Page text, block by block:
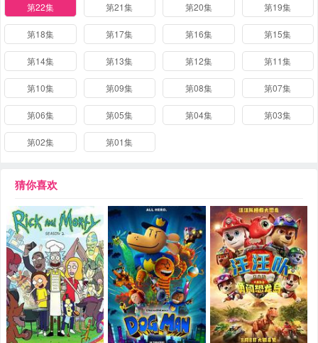
第22集 第21集 第20集 第19集
第18集 第17集 第16集 第15集
第14集 第13集 第12集 第11集
第10集 第09集 第08集 第07集
第06集 第05集 第04集 第03集
第02集 第01集
猜你喜欢